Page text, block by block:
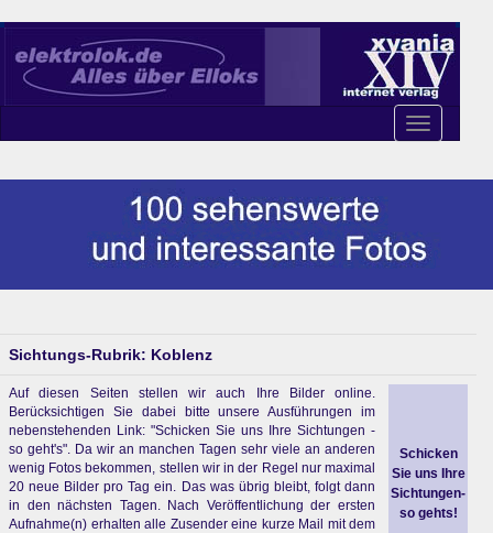
Toggle
navigation
Sichtungs-Rubrik: Koblenz
Auf diesen Seiten stellen wir auch Ihre Bilder online.
Berücksichtigen Sie dabei bitte unsere Ausführungen im
nebenstehenden Link: "Schicken Sie uns Ihre Sichtungen -
so geht's". Da wir an manchen Tagen sehr viele an anderen
wenig Fotos bekommen, stellen wir in der Regel nur maximal
20 neue Bilder pro Tag ein. Das was übrig bleibt, folgt dann
in den nächsten Tagen. Nach Veröffentlichung der ersten
Aufnahme(n) erhalten alle Zusender eine kurze Mail mit dem
Schicken
Sie uns Ihre
Sichtungen-
so gehts!